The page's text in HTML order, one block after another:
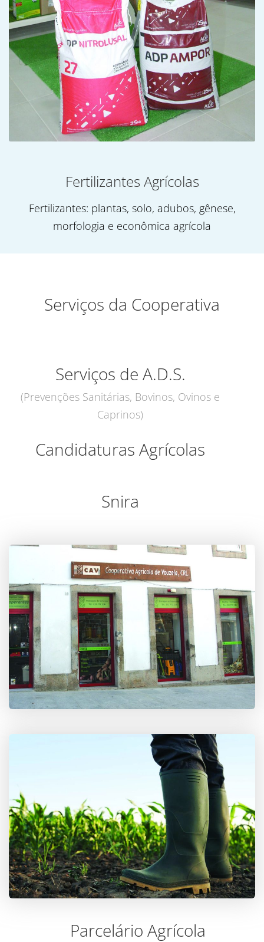
Fertilizantes Agrícolas
Fertilizantes: plantas, solo, adubos, gênese,
morfologia e econômica agrícola
Serviços da Cooperativa
Serviços de A.D.S.
(Prevenções Sanitárias, Bovinos, Ovinos e
Caprinos)
Candidaturas Agrícolas
Snira
Parcelário Agrícola